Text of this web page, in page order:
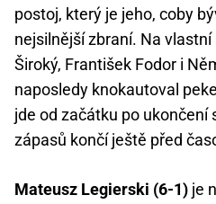
postoj, který je jeho, coby
nejsilnější zbraní. Na
Široký, František Fodor i
naposledy knokautoval
jde od začátku po ukončení
zápasů končí ještě před
Mateusz Legierski (6-1) je